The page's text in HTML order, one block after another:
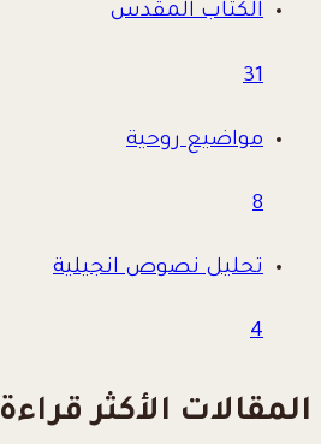
الكتاب المقدس
31
مواضيع روحية
8
تحليل نصوص انجيلية
4
المقالات الأكثر قراءة